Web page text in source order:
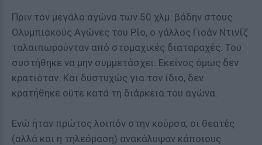
Πριν τον μεγάλο αγώνα των 50 χλμ. βάδην στους
Ολυμπιακούς Αγώνες του Ρίο, ο γάλλος Γιοάν Ντινίζ
ταλαιπωρούνταν από στομαχικές διαταραχές. Του
συστήθηκε να μην συμμετάσχει. Εκείνος όμως δεν
κρατιόταν. Και δυστυχώς για τον ίδιο, δεν
κρατήθηκε ούτε κατά τη διάρκεια του αγώνα.
Ενώ ήταν πρώτος λοιπόν στην κούρσα, οι θεατές
(αλλά και η τηλεόραση) ανακάλυψαν κάποιους